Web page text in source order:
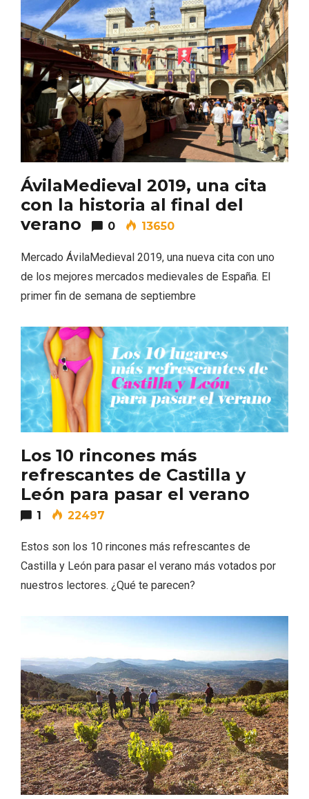
ÁvilaMedieval 2019, una cita
con la historia al final del
verano
0 13650
Mercado ÁvilaMedieval 2019, una nueva cita con uno
de los mejores mercados medievales de España. El
primer fin de semana de septiembre
Los 10 rincones más
refrescantes de Castilla y
León para pasar el verano
1 22497
Estos son los 10 rincones más refrescantes de
Castilla y León para pasar el verano más votados por
nuestros lectores. ¿Qué te parecen?
Disfrutar de la Semana Santa en Rueda
en 2026
Semana Santa en la Ribera del Duero
2026
Itinerarios musicales en San Miguel del
Pino 2026